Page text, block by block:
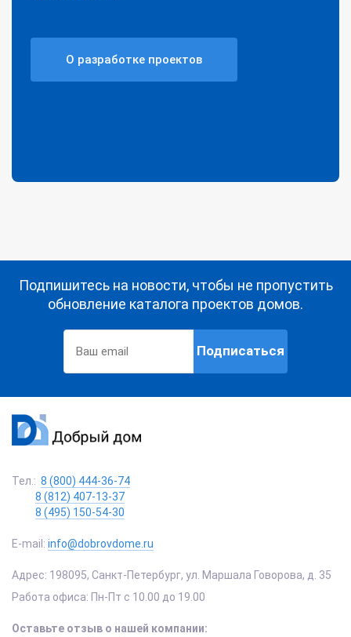
О разработке проектов
Подпишитесь на новости, чтобы не пропустить
обновление каталога проектов домов.
Подписаться
Тел.: 8 (800) 444-36-74
8 (812) 407-13-37
8 (495) 150-54-30
E-mail: info@dobrovdome.ru
Адрес: 198095, Санкт-Петербург, ул. Маршала Говорова, д. 35
Работа офиса: Пн-Пт с 10.00 до 19.00
Оставьте отзыв о нашей компании: